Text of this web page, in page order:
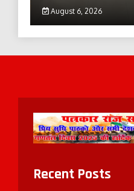
August 6, 2026
Recent Posts